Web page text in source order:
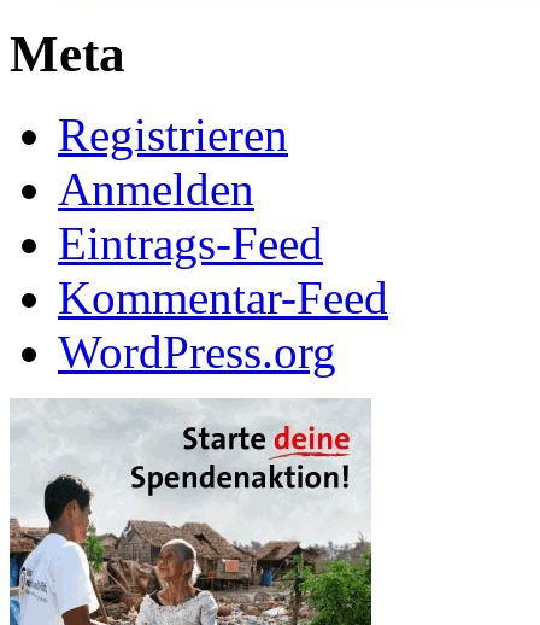
Meta
Registrieren
Anmelden
Eintrags-Feed
Kommentar-Feed
WordPress.org